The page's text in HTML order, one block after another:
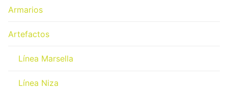
Armarios
Artefactos
Línea Marsella
Línea Niza